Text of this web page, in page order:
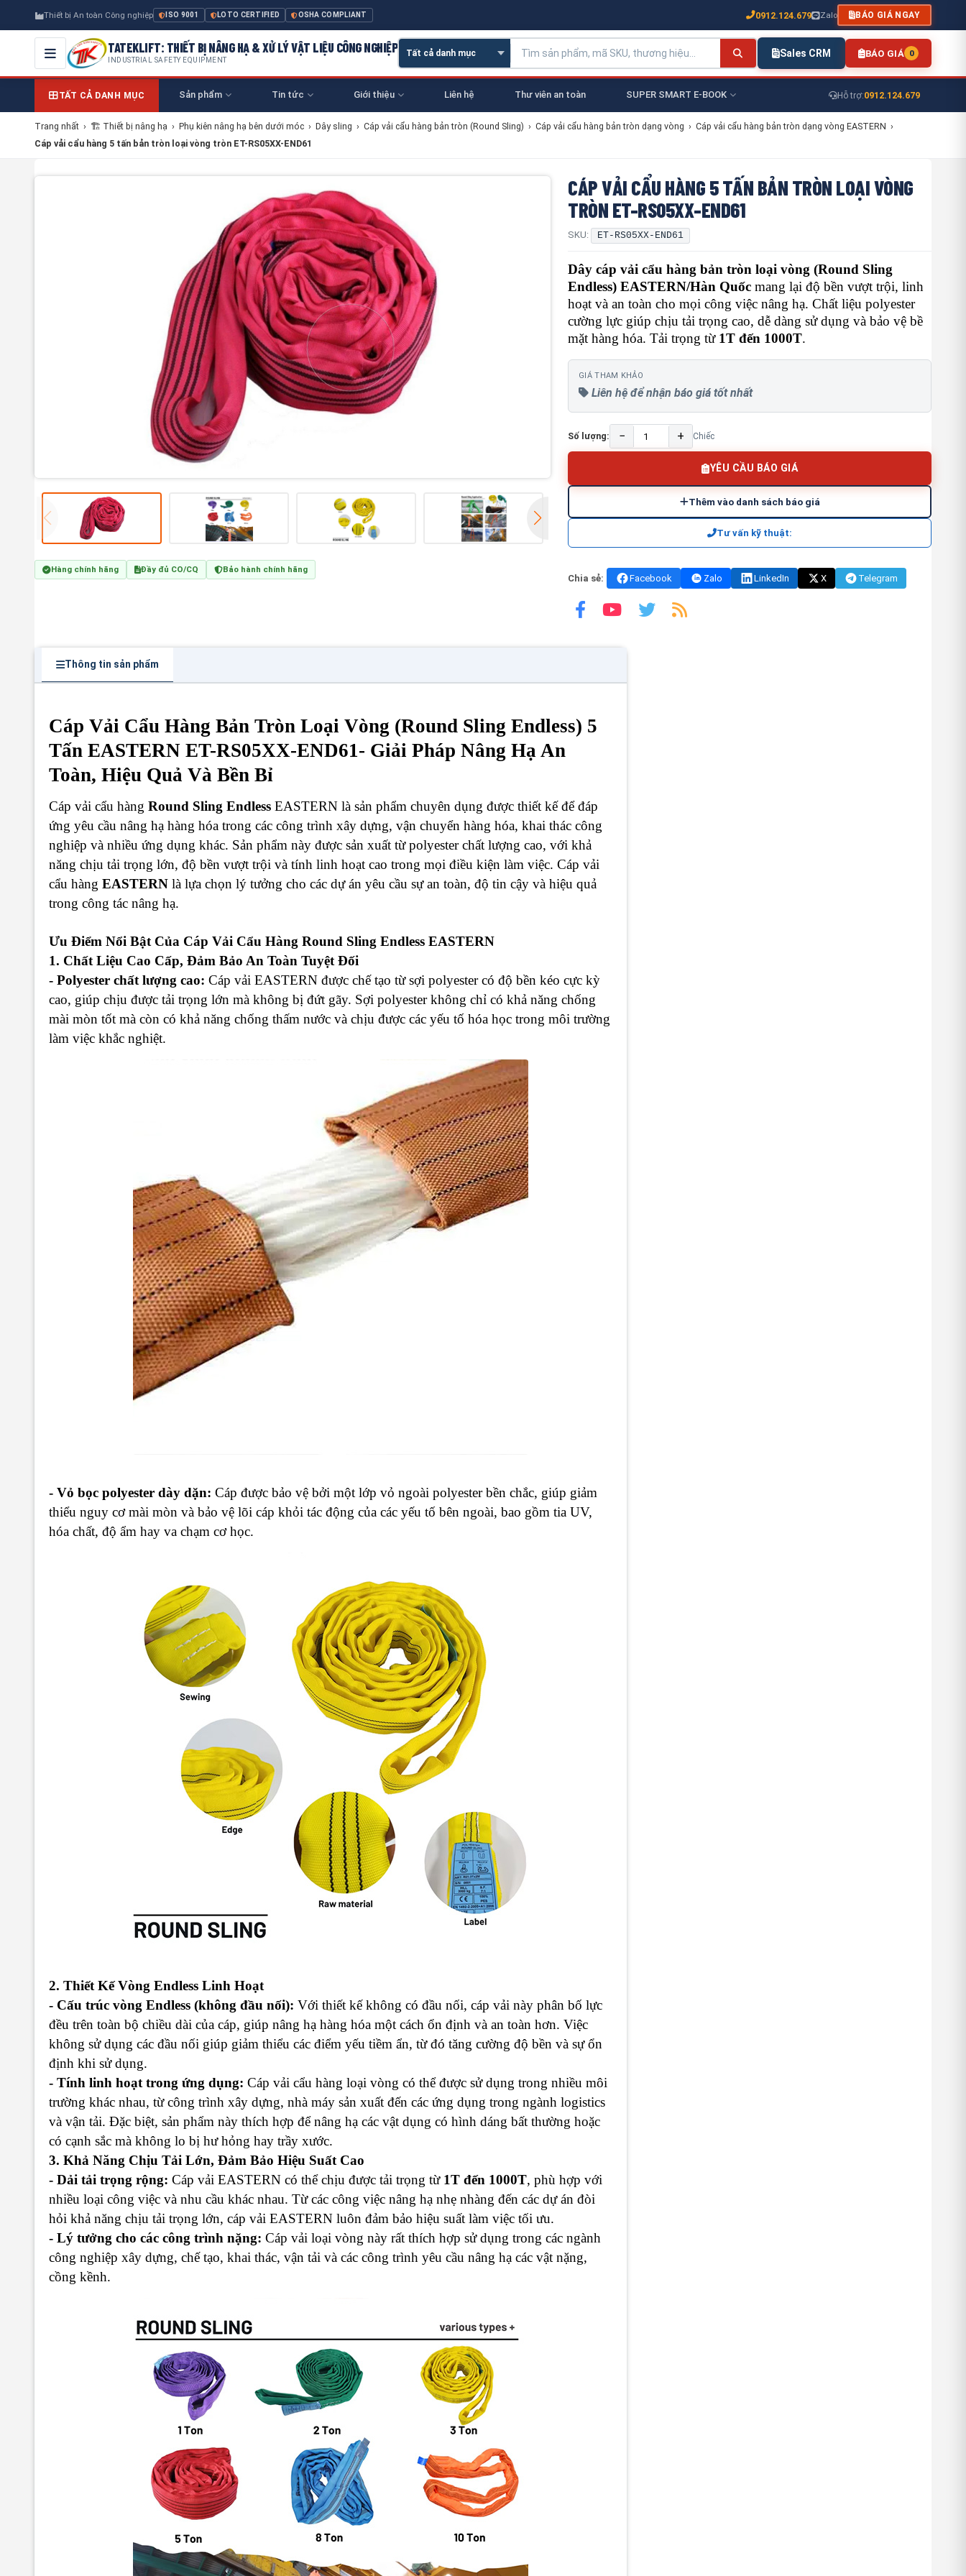
Thiết bị An toàn Công nghiệp ISO 9001 LOTO CERTIFIED OSHA COMPLIANT 0912.124.679 Zalo BÁO GIÁ NGAY
TATEKLIFT: THIẾT BỊ NÂNG HẠ & XỬ LÝ VẬT LIỆU CÔNG NGHIỆP
INDUSTRIAL SAFETY EQUIPMENT
Sales CRM BÁO GIÁ 0
TẤT CẢ DANH MỤC Sản phẩm Tin tức Giới thiệu Liên hệ Thư viên an toàn SUPER SMART E-BOOK Hỗ trợ:0912.124.679
Trang nhất › 🏗 Thiết bị nâng hạ › Phụ kiên nâng hạ bên dưới móc › Dây sling › Cáp vải cẩu hàng bản tròn (Round Sling) › Cáp vải cẩu hàng bản tròn dạng vòng › Cáp vải cẩu hàng bản tròn dạng vòng EASTERN ›
Cáp vải cẩu hàng 5 tấn bản tròn loại vòng tròn ET-RS05XX-END61
Hàng chính hãng Đầy đủ CO/CQ Bảo hành chính hãng
CÁP VẢI CẨU HÀNG 5 TẤN BẢN TRÒN LOẠI VÒNG
TRÒN ET-RS05XX-END61
SKU: ET-RS05XX-END61
Dây cáp vải cẩu hàng bản tròn loại vòng (Round Sling
Endless) EASTERN/Hàn Quốc mang lại độ bền vượt trội, linh
hoạt và an toàn cho mọi công việc nâng hạ. Chất liệu polyester
cường lực giúp chịu tải trọng cao, dễ dàng sử dụng và bảo vệ bề
mặt hàng hóa. Tải trọng từ 1T đến 1000T.
GIÁ THAM KHẢO
Liên hệ để nhận báo giá tốt nhất
Số lượng: − + Chiếc
YÊU CẦU BÁO GIÁ
Thêm vào danh sách báo giá
Tư vấn kỹ thuật:
Chia sẻ: Facebook Zalo LinkedIn X Telegram
Thông tin sản phẩm
Cáp Vải Cẩu Hàng Bản Tròn Loại Vòng (Round Sling Endless) 5
Tấn EASTERN ET-RS05XX-END61- Giải Pháp Nâng Hạ An
Toàn, Hiệu Quả Và Bền Bỉ
Cáp vải cẩu hàng Round Sling Endless EASTERN là sản phẩm chuyên dụng được thiết kế để đáp
ứng yêu cầu nâng hạ hàng hóa trong các công trình xây dựng, vận chuyển hàng hóa, khai thác công
nghiệp và nhiều ứng dụng khác. Sản phẩm này được sản xuất từ polyester chất lượng cao, với khả
năng chịu tải trọng lớn, độ bền vượt trội và tính linh hoạt cao trong mọi điều kiện làm việc. Cáp vải
cẩu hàng EASTERN là lựa chọn lý tưởng cho các dự án yêu cầu sự an toàn, độ tin cậy và hiệu quả
trong công tác nâng hạ.
Ưu Điểm Nổi Bật Của Cáp Vải Cẩu Hàng Round Sling Endless EASTERN
1. Chất Liệu Cao Cấp, Đảm Bảo An Toàn Tuyệt Đối
- Polyester chất lượng cao: Cáp vải EASTERN được chế tạo từ sợi polyester có độ bền kéo cực kỳ
cao, giúp chịu được tải trọng lớn mà không bị đứt gãy. Sợi polyester không chỉ có khả năng chống
mài mòn tốt mà còn có khả năng chống thấm nước và chịu được các yếu tố hóa học trong môi trường
làm việc khắc nghiệt.
- Vỏ bọc polyester dày dặn: Cáp được bảo vệ bởi một lớp vỏ ngoài polyester bền chắc, giúp giảm
thiểu nguy cơ mài mòn và bảo vệ lõi cáp khỏi tác động của các yếu tố bên ngoài, bao gồm tia UV,
hóa chất, độ ẩm hay va chạm cơ học.
2. Thiết Kế Vòng Endless Linh Hoạt
- Cấu trúc vòng Endless (không đầu nối): Với thiết kế không có đầu nối, cáp vải này phân bố lực
đều trên toàn bộ chiều dài của cáp, giúp nâng hạ hàng hóa một cách ổn định và an toàn hơn. Việc
không sử dụng các đầu nối giúp giảm thiểu các điểm yếu tiềm ẩn, từ đó tăng cường độ bền và sự ổn
định khi sử dụng.
- Tính linh hoạt trong ứng dụng: Cáp vải cẩu hàng loại vòng có thể được sử dụng trong nhiều môi
trường khác nhau, từ công trình xây dựng, nhà máy sản xuất đến các ứng dụng trong ngành logistics
và vận tải. Đặc biệt, sản phẩm này thích hợp để nâng hạ các vật dụng có hình dáng bất thường hoặc
có cạnh sắc mà không lo bị hư hỏng hay trầy xước.
3. Khả Năng Chịu Tải Lớn, Đảm Bảo Hiệu Suất Cao
- Dải tải trọng rộng: Cáp vải EASTERN có thể chịu được tải trọng từ 1T đến 1000T, phù hợp với
nhiều loại công việc và nhu cầu khác nhau. Từ các công việc nâng hạ nhẹ nhàng đến các dự án đòi
hỏi khả năng chịu tải trọng lớn, cáp vải EASTERN luôn đảm bảo hiệu suất làm việc tối ưu.
- Lý tưởng cho các công trình nặng: Cáp vải loại vòng này rất thích hợp sử dụng trong các ngành
công nghiệp xây dựng, chế tạo, khai thác, vận tải và các công trình yêu cầu nâng hạ các vật nặng,
cồng kềnh.